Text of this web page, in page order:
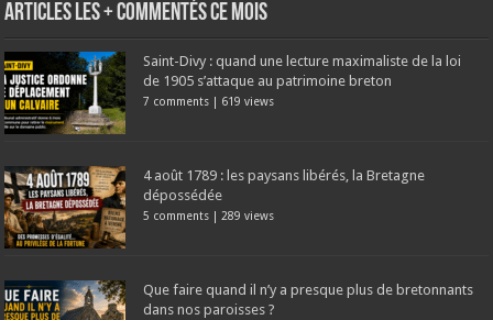
Articles les + commentés ce mois
Saint-Divy : quand une lecture maximaliste de la loi
de 1905 s’attaque au patrimoine breton
7 comments | 619 views
4 août 1789 : les paysans libérés, la Bretagne
dépossédée
5 comments | 289 views
Que faire quand il n’y a presque plus de bretonnants
dans nos paroisses ?